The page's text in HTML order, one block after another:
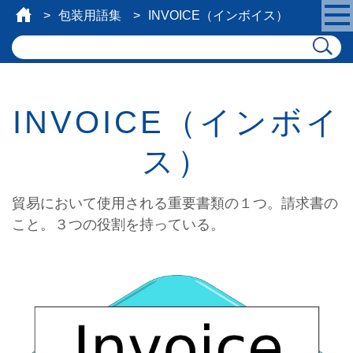
包装用語集 INVOICE（インボイス）
INVOICE（インボイ
ス）
貿易において使用される重要書類の１つ。請求書の
こと。３つの役割を持っている。